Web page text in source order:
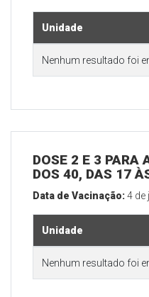
Unidade
Nenhum resultado foi
DOSE 2 E 3 PARA
DOS 40, DAS 17
Data de Vacinação:4 de
Unidade
Nenhum resultado foi